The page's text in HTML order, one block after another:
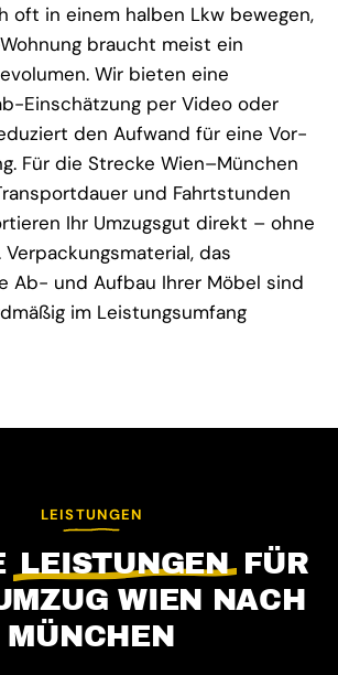
oft in einem halben Lkw bewegen,
braucht meist ein
Wir bieten eine
Einschätzung per Video oder
den Aufwand für eine Vor-
Für die Strecke Wien–München
und Fahrtstunden
Ihr Umzugsgut direkt – ohne
das
Ab- und Aufbau Ihrer Möbel sind
im Leistungsumfang
LEISTUNGEN
LEISTUNGENFÜR
WIEN NACH
MÜNCHEN